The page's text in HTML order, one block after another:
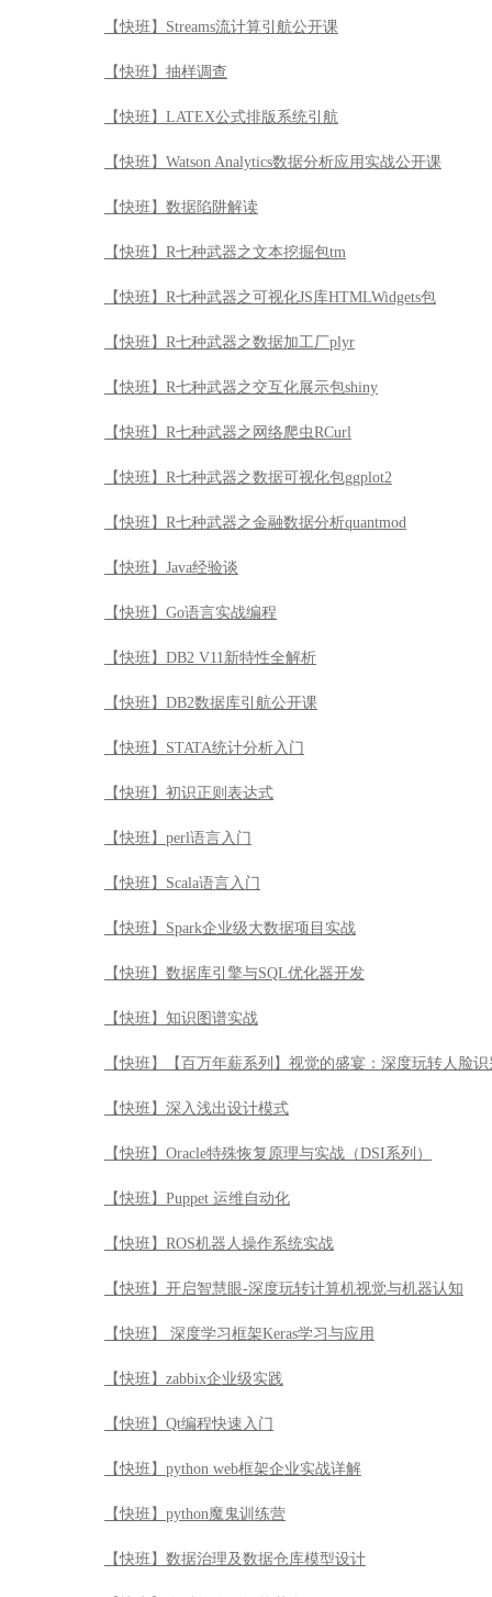
【快班】R七种武器之文本挖掘包tm
【快班】R七种武器之可视化JS库HTMLWidgets包
【快班】R七种武器之数据加工厂plyr
【快班】R七种武器之交互化展示包shiny
【快班】R七种武器之网络爬虫RCurl
【快班】R七种武器之数据可视化包ggplot2
【快班】R七种武器之金融数据分析quantmod
【快班】Java经验谈
【快班】Go语言实战编程
【快班】DB2 V11新特性全解析
【快班】DB2数据库引航公开课
【快班】STATA统计分析入门
【快班】初识正则表达式
【快班】perl语言入门
【快班】Scala语言入门
【快班】Spark企业级大数据项目实战
【快班】数据库引擎与SQL优化器开发
【快班】知识图谱实战
【快班】【百万年薪系列】视觉的盛宴：深度玩转人脸识
【快班】深入浅出设计模式
【快班】Oracle特殊恢复原理与实战（DSI系列）
【快班】Puppet 运维自动化
【快班】ROS机器人操作系统实战
【快班】开启智慧眼-深度玩转计算机视觉与机器认知
【快班】 深度学习框架Keras学习与应用
【快班】zabbix企业级实践
【快班】Qt编程快速入门
【快班】python web框架企业实战详解
【快班】python魔鬼训练营
【快班】数据治理及数据仓库模型设计
【快班】金融的人工智能革命
【快班】软件架构必备基础
【快班】MySQL性能优化最佳实践
【快班】Spark源码导读
【快班】Spark大数据平台应用实战